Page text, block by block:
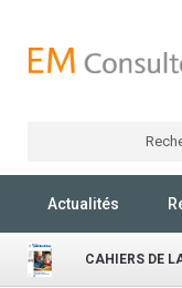
Actualités
CAHIERS DE